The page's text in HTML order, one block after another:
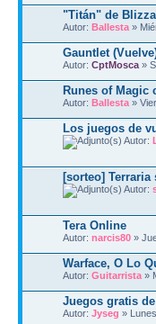
"Titán" de
Autor: Ballesta »
Gauntlet
Autor: CptMosca »
Runes of Magic
Autor: Ballesta »
Los juegos de
Autor:
[sorteo] Terraria
Autor:
Tera Online
Autor: narcis80 »
Warface, O Lo
Autor: Guitarrista »
Juegos gratis
Autor: Jyseg »